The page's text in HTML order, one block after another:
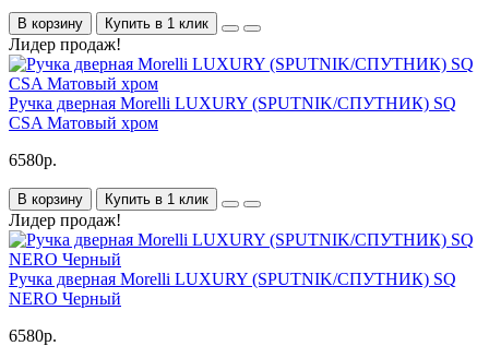
В корзину Купить в 1 клик
Лидер продаж!
Ручка дверная Morelli LUXURY (SPUTNIK/СПУТНИК) SQ
CSA Матовый хром
6580р.
В корзину Купить в 1 клик
Лидер продаж!
Ручка дверная Morelli LUXURY (SPUTNIK/СПУТНИК) SQ
NERO Черный
6580р.